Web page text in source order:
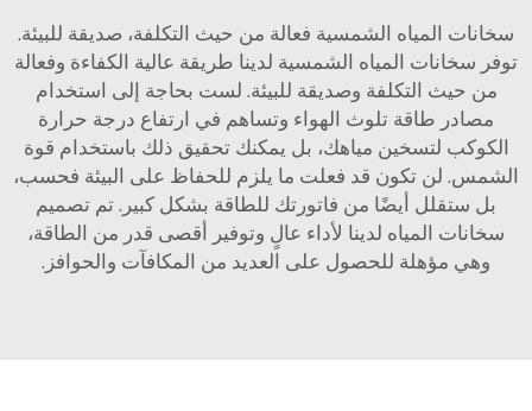
سخانات المياه الشمسية فعالة من حيث التكلفة، صديقة للبيئة.
توفر سخانات المياه الشمسية لدينا طريقة عالية الكفاءة وفعالة
من حيث التكلفة وصديقة للبيئة. لست بحاجة إلى استخدام
مصادر طاقة تلوث الهواء وتساهم في ارتفاع درجة حرارة
الكوكب لتسخين مياهك، بل يمكنك تحقيق ذلك باستخدام قوة
الشمس. لن تكون قد فعلت ما يلزم للحفاظ على البيئة فحسب،
بل ستقلل أيضًا من فاتورتك للطاقة بشكل كبير. تم تصميم
سخانات المياه لدينا لأداء عالٍ وتوفير أقصى قدر من الطاقة،
وهي مؤهلة للحصول على العديد من المكافآت والحوافز.